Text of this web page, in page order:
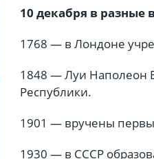
10 декабря в разные
1768 — в Лондоне
1848 — Луи Наполеон
Республики.
1901 — вручены
1930 — в СССР